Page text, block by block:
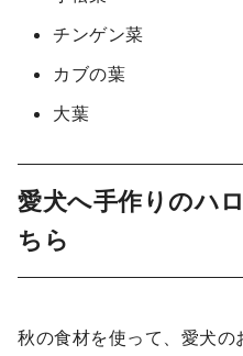
チンゲン菜
カブの葉
大葉
愛犬へ手作りのハ
ちら
秋の食材を使って、愛犬